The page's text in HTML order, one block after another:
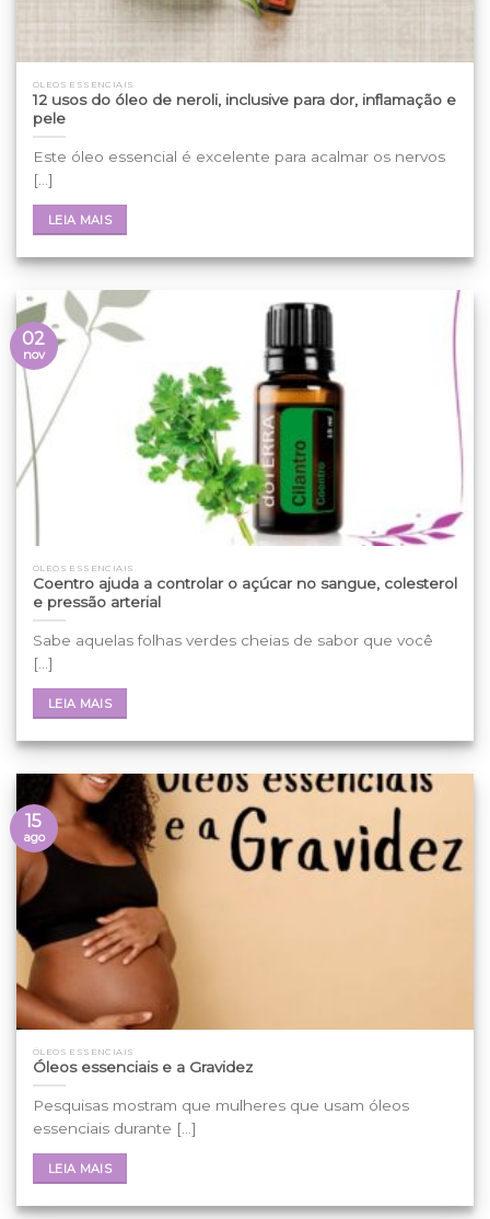
ÓLEOS ESSENCIAIS
12 usos do óleo de neroli, inclusive para dor, inflamação e
pele
Este óleo essencial é excelente para acalmar os nervos
[...]
LEIA MAIS
ÓLEOS ESSENCIAIS
Coentro ajuda a controlar o açúcar no sangue, colesterol
e pressão arterial
Sabe aquelas folhas verdes cheias de sabor que você
[...]
LEIA MAIS
02
nov
ÓLEOS ESSENCIAIS
Óleos essenciais e a Gravidez
Pesquisas mostram que mulheres que usam óleos
essenciais durante [...]
LEIA MAIS
15
ago